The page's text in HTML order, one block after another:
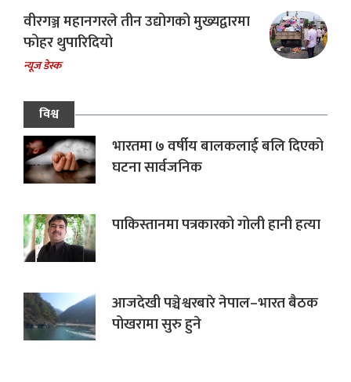
वीरगञ्ज महानगरले तीन उद्योगको मुख्यद्वारमा
फोहर थुपारिदियो
न्यूज डेस्क
विश्व
भारतमा ७ वर्षीय बालकलाई बलि दिएको
घटना सार्वजनिक
पाकिस्तानमा पत्रकारको गोली हानी हत्या
आजदेखी पञ्चेश्वरबारे नेपाल–भारत बैठक
पोखरामा सुरु हुने